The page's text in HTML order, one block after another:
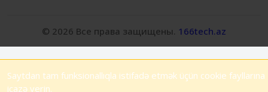
© 2026 Все права защищены. 166tech.az
Saytdan tam funksionallıqla istifadə etmək üçün cookie fayllarına
icazə verin.